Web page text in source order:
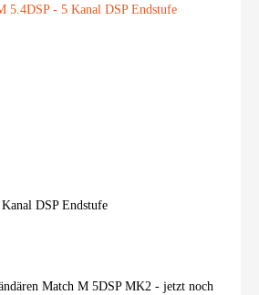
DSP Endstufe
Match M 5DSP MK2 - jetzt noch